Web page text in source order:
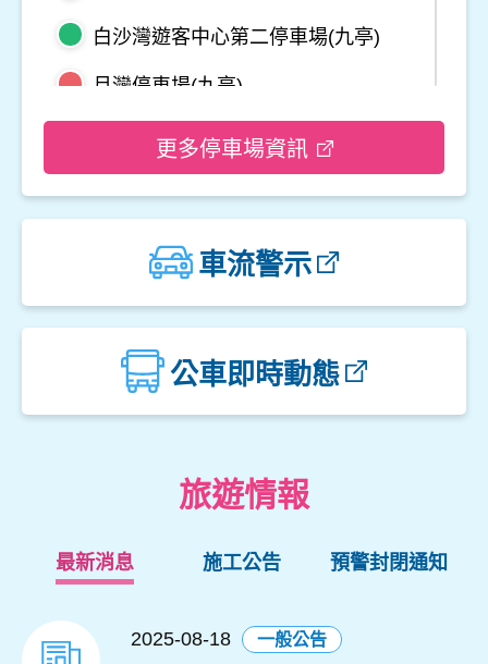
白沙灣遊客中心第二停車場(九亭)
月灣停車場(九亭)
野柳地質公園停車場
觀音山遊客中心停車場一
楓櫃斗湖停車場
中角灣停車場
更多停車場資訊
車流警示
公車即時動態
旅遊情報
最新消息
2025-08-18 一般公告
施工公告 預警封閉通知